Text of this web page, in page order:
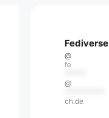
Fediverse
@
fe
@
ch.de